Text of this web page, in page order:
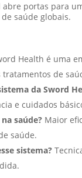
portas para
saúde globais.
Health é uma
de
da Sword
e cuidados
saúde? Maior
saúde.
sistema?